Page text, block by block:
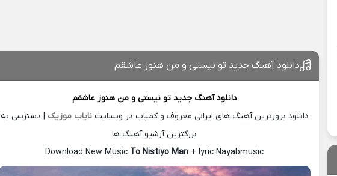
دانلود آهنگ جدید تو نیستی و من هنوز عاشقم
دانلود آهنگ جدید تو نیستی و من هنوز عاشقم
دانلود بروزترین آهنگ های ایرانی معروف و کمیاب در وبسایتنایاب موزیک | دسترسی به
بزرگترین آرشیو آهنگ ها
Download New Music To Nistiyo Man + lyric Nayabmusic